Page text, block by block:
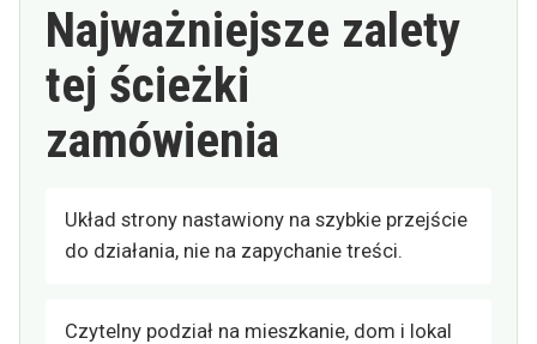
Najważniejsze zalety
tej ścieżki
zamówienia
Układ strony nastawiony na szybkie przejście
do działania, nie na zapychanie treści.
Czytelny podział na mieszkanie, dom i lokal